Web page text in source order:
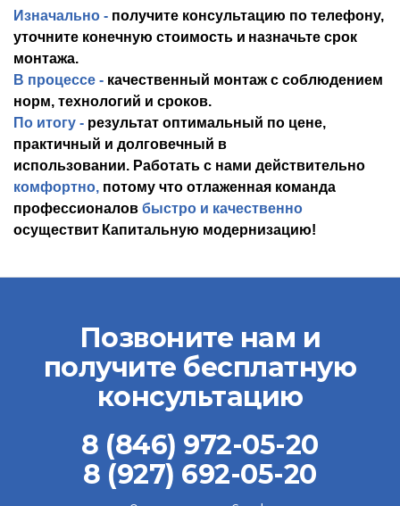
Изначально - получите консультацию по телефону,
уточните конечную стоимость и назначьте срок
монтажа.
В процессе - качественный монтажс соблюдением
норм, технологий и сроков.
По итогу - результат оптимальный по цене,
практичный и долговечный в
использовании. Работать с нами действительно
комфортно, потому что отлаженная команда
профессионалов быстро и качественно
осуществит Капитальную модернизацию!
Позвоните нам и
получите бесплатную
консультацию
8 (846) 972-05-20
8 (927) 692-05-20